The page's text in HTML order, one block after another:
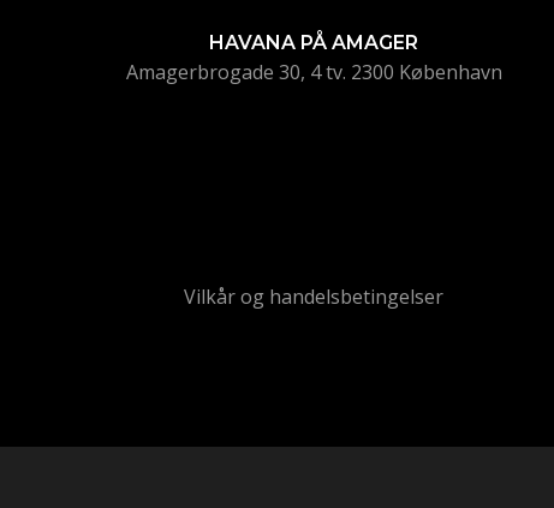
HAVANA PÅ AMAGER
Amagerbrogade 30, 4 tv. 2300 København
Vilkår og handelsbetingelser